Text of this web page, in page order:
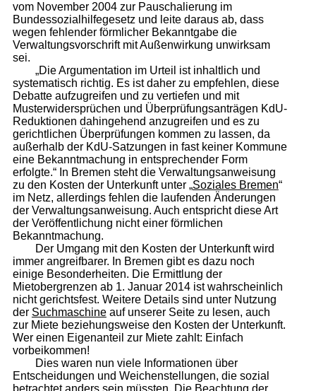
vom November 2004 zur Pauschalierung im
Bundessozialhilfegesetz und leite daraus ab, dass
wegen fehlender förmlicher Bekanntgabe die
Verwaltungsvorschrift mit Außenwirkung unwirksam
sei.
„Die Argumentation im Urteil ist inhaltlich und
systematisch richtig. Es ist daher zu empfehlen, diese
Debatte aufzugreifen und zu vertiefen und mit
Musterwidersprüchen und Überprüfungsanträgen KdU-
Reduktionen dahingehend anzugreifen und es zu
gerichtlichen Überprüfungen kommen zu lassen, da
außerhalb der KdU-Satzungen in fast keiner Kommune
eine Bekanntmachung in entsprechender Form
erfolgte.“ In Bremen steht die Verwaltungsanweisung
zu den Kosten der Unterkunft unter „Soziales Bremen“
im Netz, allerdings fehlen die laufenden Änderungen
der Verwaltungsanweisung. Auch entspricht diese Art
der Veröffentlichung nicht einer förmlichen
Bekanntmachung.
Der Umgang mit den Kosten der Unterkunft wird
immer angreifbarer. In Bremen gibt es dazu noch
einige Besonderheiten. Die Ermittlung der
Mietobergrenzen ab 1. Januar 2014 ist wahrscheinlich
nicht gerichtsfest. Weitere Details sind unter Nutzung
der Suchmaschineauf unserer Seite zu lesen, auch
zur Miete beziehungsweise den Kosten der Unterkunft.
Wer einen Eigenanteil zur Miete zahlt: Einfach
vorbeikommen!
Dies waren nun viele Informationen über
Entscheidungen und Weichenstellungen, die sozial
betrachtet anders sein müssten. Die Beachtung der